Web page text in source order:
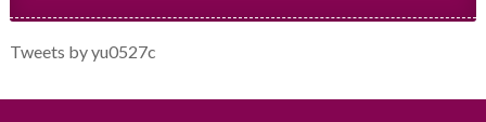
Tweets by yu0527c